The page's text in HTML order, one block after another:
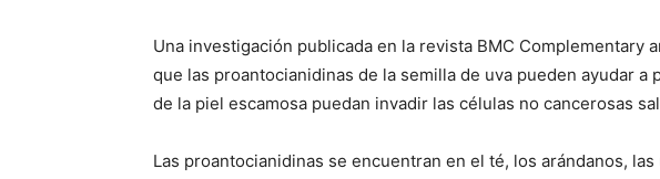
Una investigación publicada en la revista BMC Complementary
que las proantocianidinas de la semilla de uva pueden ayudar a
de la piel escamosa puedan invadir las células no cancerosas
Las proantocianidinas se encuentran en el té, los arándanos,